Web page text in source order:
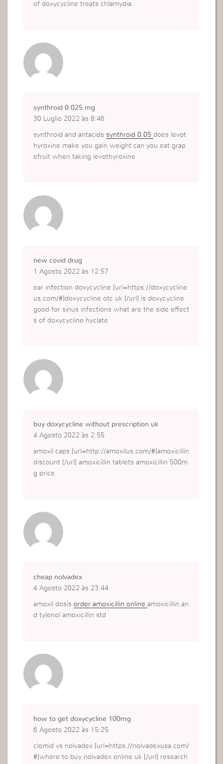
of doxycycline treats chlamydia
synthroid 0.025 mg
30 Luglio 2022 às 8:46
synthroid and antacids synthroid 0.05does levot
hyroxine make you gain weight can you eat grap
efruit when taking levothyroxine
new covid drug
1 Agosto 2022 às 12:57
ear infection doxycycline [url=https://doxycycline
us.com/#]doxycycline otc uk [/url] is doxycycline
good for sinus infections what are the side effect
s of doxycycline hyclate
buy doxycycline without prescription uk
4 Agosto 2022 às 2:55
amoxil caps [url=http://amoxilus.com/#]amoxicillin
discount [/url] amoxicillin tablets amoxicillin 500m
g price
cheap nolvadex
4 Agosto 2022 às 23:44
amoxil dosisorder amoxicillin onlineamoxicillin an
d tylenol amoxicillin std
how to get doxycycline 100mg
6 Agosto 2022 às 15:25
clomid vs nolvadex [url=https://nolvadexusa.com/
#]where to buy nolvadex online uk [/url] research